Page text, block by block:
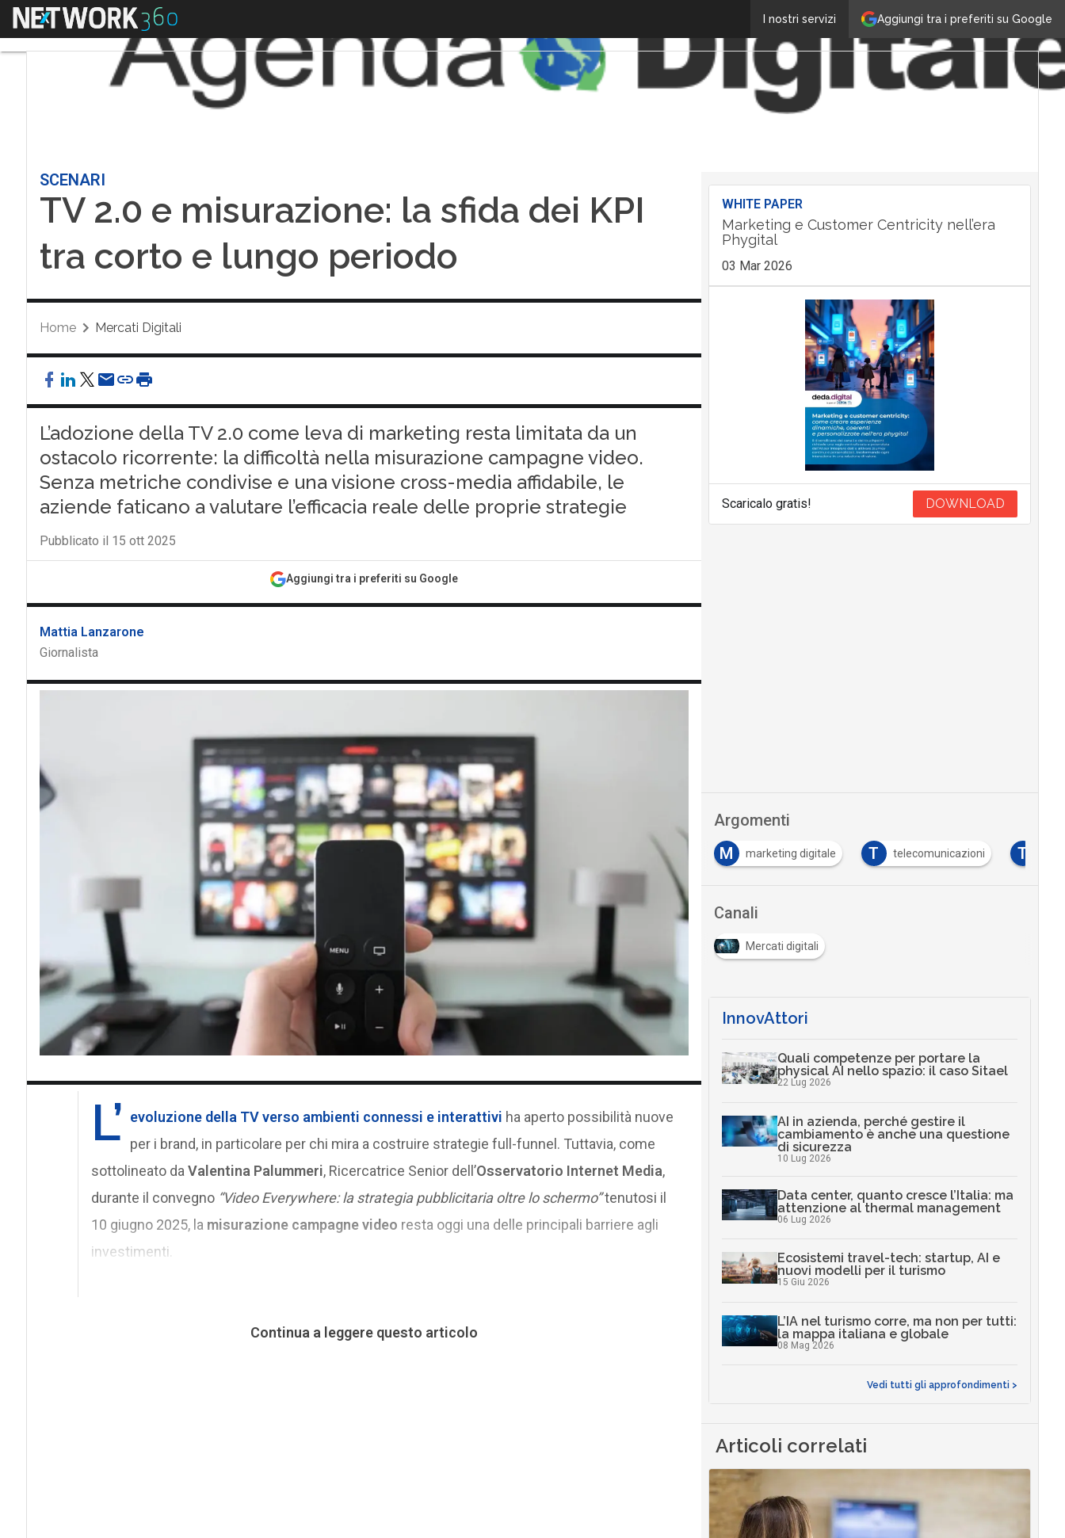
Aggiungi tra i preferiti su Google
I nostri servizi
Menu
SCENARI
TV 2.0 e misurazione: la sfida dei KPI
tra corto e lungo periodo
Home Mercati Digitali
L’adozione della TV 2.0 come leva di marketing resta limitata da un
ostacolo ricorrente: la difficoltà nella misurazione campagne video.
Senza metriche condivise e una visione cross-media affidabile, le
aziende faticano a valutare l’efficacia reale delle proprie strategie
Pubblicato il 15 ott 2025
Aggiungi tra i preferiti su Google
Mattia Lanzarone
Giornalista
L’ evoluzione della TV verso ambienti connessi e interattivi ha aperto possibilità nuove
per i brand, in particolare per chi mira a costruire strategie full-funnel. Tuttavia, come
sottolineato da Valentina Palummeri, Ricercatrice Senior dell’Osservatorio Internet Media,
durante il convegno “Video Everywhere: la strategia pubblicitaria oltre lo schermo”tenutosi il
10 giugno 2025, la misurazione campagne video resta oggi una delle principali barriere agli
investimenti.
Continua a leggere questo articolo
WHITE PAPER
Marketing e Customer Centricity nell’era
Phygital
03 Mar 2026
Scaricalo gratis! DOWNLOAD
Argomenti
marketing M marketing digitale T telecomunicazioni T
Canali
Mercati digitali
InnovAttori
Quali competenze per portare la
physical AI nello spazio: il caso Sitael
22 Lug 2026
AI in azienda, perché gestire il
cambiamento è anche una questione
di sicurezza
10 Lug 2026
Data center, quanto cresce l’Italia: ma
attenzione al thermal management
06 Lug 2026
Ecosistemi travel-tech: startup, AI e
nuovi modelli per il turismo
15 Giu 2026
L’IA nel turismo corre, ma non per tutti:
la mappa italiana e globale
08 Mag 2026
Vedi tutti gli approfondimenti >
Articoli correlati